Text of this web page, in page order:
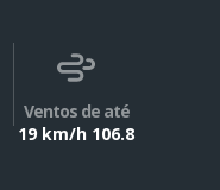
Ventos de até
19 km/h 106.8